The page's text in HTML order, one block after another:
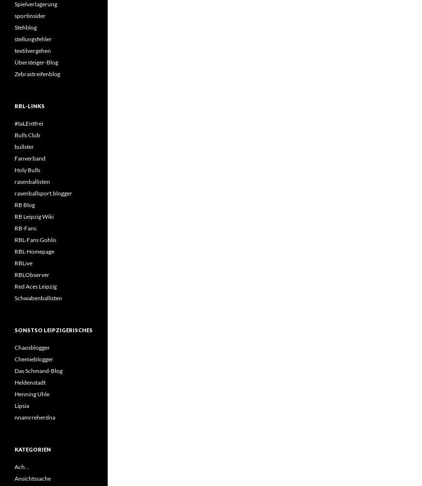
Spielverlagerung
sportinsider
Stehblog
stellungsfehler
textilvergehen
Übersteiger-Blog
Zebrastreifenblog
RBL-LINKS
#taLEntfrei
Bulls Club
bullster
Fanverband
Holy Bulls
rasenballisten
rasenballsport.blogger
RB Blog
RB Leipzig Wiki
RB-Fans
RBL-Fans Gohlis
RBL-Homepage
RBLive
RBLObserver
Red Aces Leipzig
Schwabenballisten
SONSTSO LEIPZIGERISCHES
Chaosblogger
Chemieblogger
Das Schmand-Blog
Heldenstadt
Henning Uhle
Lipsia
nnamrreherdna
KATEGORIEN
Ach…
Ansichtssache